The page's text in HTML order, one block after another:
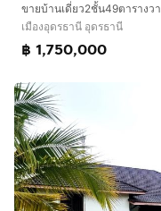
ขายบ้านเดี่ยว2ชั้น49ตารางวา
เมืองอุดรธานี อุดรธานี
฿ 1,750,000